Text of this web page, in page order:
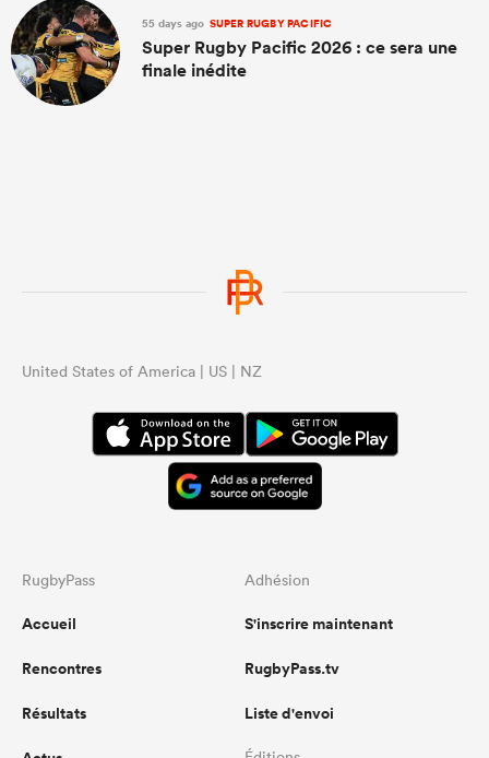
55 days ago SUPER RUGBY PACIFIC
Super Rugby Pacific 2026 : ce sera une
finale inédite
United States of America | US | NZ
RugbyPass
Accueil
Rencontres
Résultats
Adhésion
S'inscrire maintenant
RugbyPass.tv
Liste d'envoi